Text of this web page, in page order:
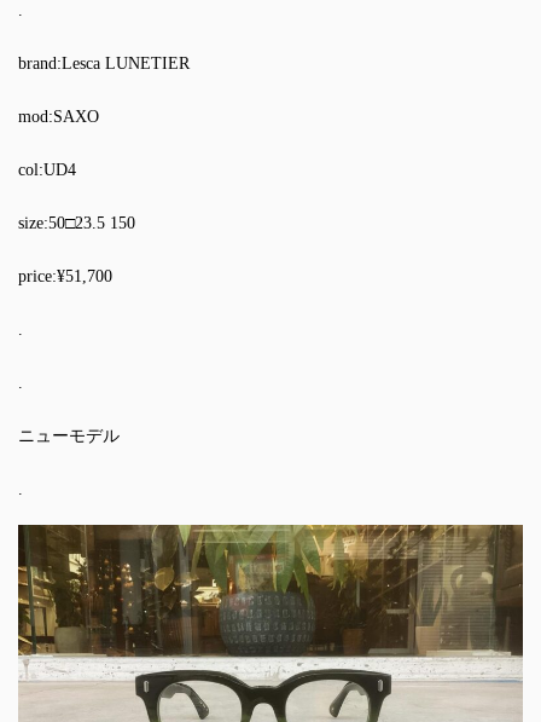
.
brand:Lesca LUNETIER
mod:SAXO
col:UD4
size:50□23.5 150
price:¥51,700
.
.
ニューモデル
.